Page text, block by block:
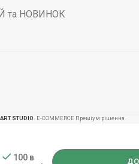
та НОВИНОК
STUDIO . E-COMMERCE Преміум рішення.
100 в